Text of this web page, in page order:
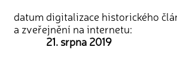
datum digitalizace historického
a zveřejnění na internetu:
21. srpna 2019